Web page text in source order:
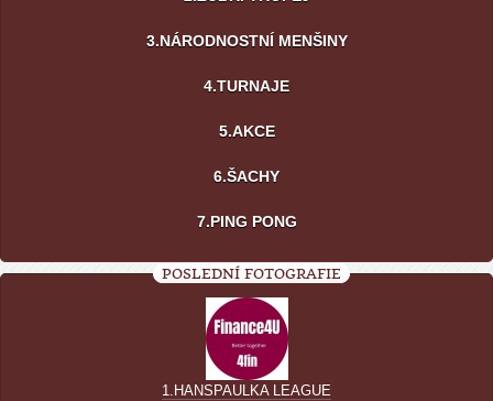
3.NÁRODNOSTNÍ MENŠINY
4.TURNAJE
5.AKCE
6.ŠACHY
7.PING PONG
POSLEDNÍ FOTOGRAFIE
1.HANSPAULKA LEAGUE